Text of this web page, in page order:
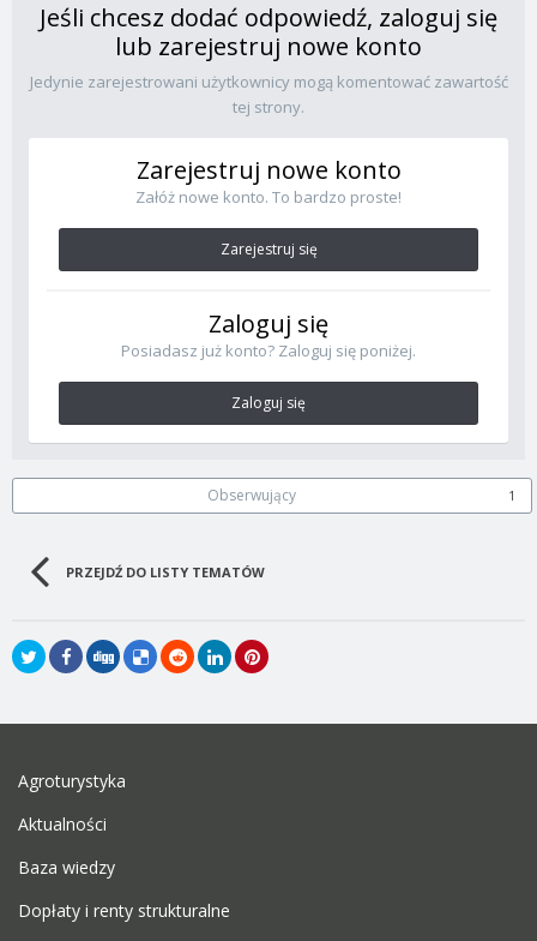
Jeśli chcesz dodać odpowiedź, zaloguj się
lub zarejestruj nowe konto
Jedynie zarejestrowani użytkownicy mogą komentować zawartość
tej strony.
Zarejestruj nowe konto
Załóż nowe konto. To bardzo proste!
Zarejestruj się
Zaloguj się
Posiadasz już konto? Zaloguj się poniżej.
Zaloguj się
Obserwujący 1
PRZEJDŹ DO LISTY TEMATÓW
Agroturystyka
Aktualności
Baza wiedzy
Dopłaty i renty strukturalne